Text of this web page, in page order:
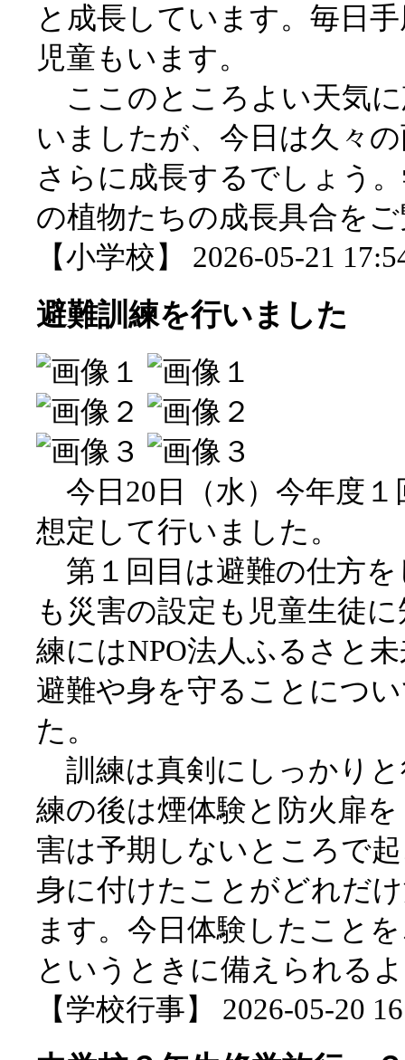
と成長しています。毎日
児童もいます。
ここのところよい天気
いましたが、今日は久々
さらに成長するでしょう
の植物たちの成長具合を
【小学校】 2026-05-21
避難訓練を行いました
今日20日（水）今年度１
想定して行いました。
第１回目は避難の仕方
も災害の設定も児童生徒
練にはNPO法人ふるさと
避難や身を守ることにつ
た。
訓練は真剣にしっかり
練の後は煙体験と防火扉
害は予期しないところで
身に付けたことがどれだ
ます。今日体験したこと
というときに備えられる
【学校行事】 2026-05-20